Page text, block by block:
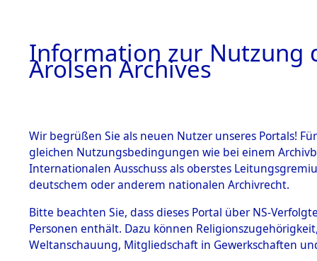
BILD
BESTÄNDE
1.
Dead -
Identifizierung...
0015 Buch 2
Information zur Nutzung
Arolsen Archives
Wir begrüßen Sie als neuen Nutzer unseres Portals!
gleichen Nutzungsbedingungen wie bei einem
Internationalen Ausschuss als oberstes
deutschem oder anderem nationalen Archivrecht.
Bitte beachten Sie, dass dieses Portal über NS-
Personen enthält. Dazu können
Weltanschauung, Mitgliedschaft in Gewerkschaften